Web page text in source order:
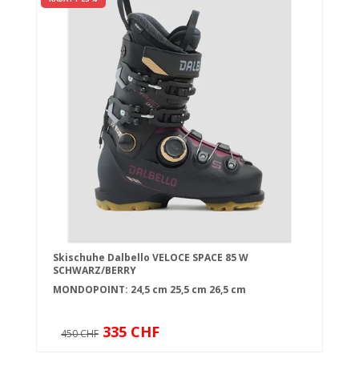
Skischuhe Dalbello VELOCE SPACE 85 W
SCHWARZ/BERRY
MONDOPOINT: 24,5 cm 25,5 cm 26,5 cm
450 CHF 335 CHF